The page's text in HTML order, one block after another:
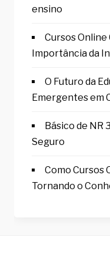
ensino
Cursos Online
Importância da
O Futuro da
Emergentes em
Básico de NR
Seguro
Como Cursos
Tornando o